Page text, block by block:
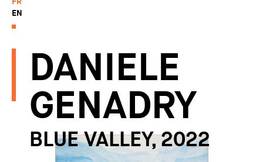
EN
DANIELE
GENADRY
BLUE VALLEY, 2022